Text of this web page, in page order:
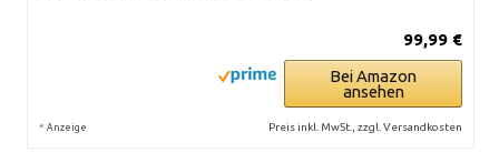
99,99 €
Bei Amazon
ansehen
* Anzeige Preis inkl. MwSt., zzgl. Versandkosten